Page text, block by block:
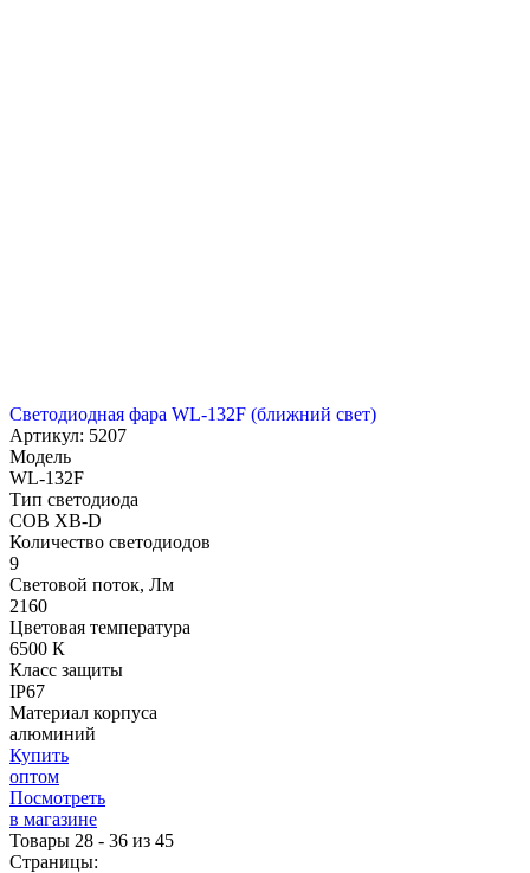
Светодиодная фара WL-132F (ближний свет)
Артикул: 5207
Модель
WL-132F
Тип светодиода
COB XB-D
Количество светодиодов
9
Световой поток, Лм
2160
Цветовая температура
6500 К
Класс защиты
IP67
Материал корпуса
алюминий
Купить
оптом
Посмотреть
в магазине
Товары 28 - 36 из 45
Страницы: